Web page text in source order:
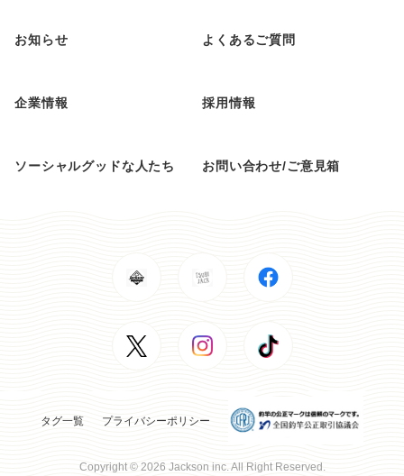
お知らせ よくあるご質問
企業情報 採用情報
ソーシャルグッドな人たち お問い合わせ/ご意見箱
タグ一覧 プライバシーポリシー
Copyright © 2026 Jackson inc. All Right Reserved.